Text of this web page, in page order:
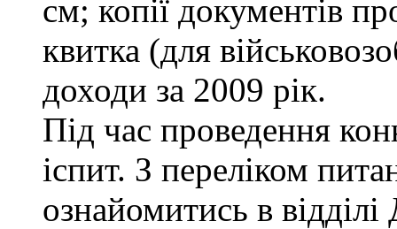
см; копії документів
квитка (для
доходи за 2009 рік.
Під час проведення
іспит. З переліком
ознайомитись в